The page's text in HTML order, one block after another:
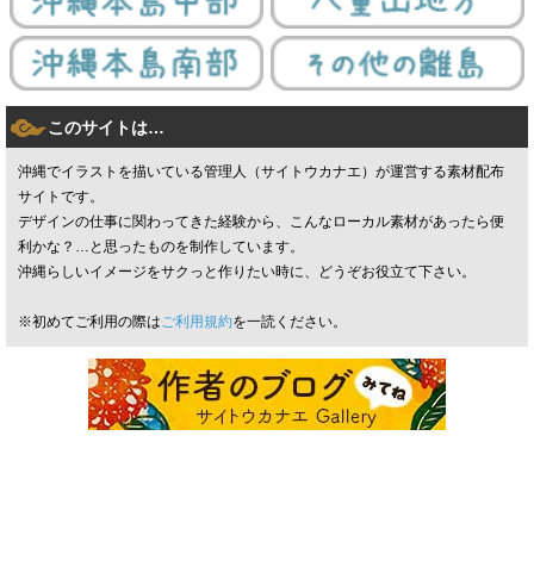
このサイトは…
沖縄でイラストを描いている管理人（サイトウカナエ）が運営する素材配布
サイトです。
デザインの仕事に関わってきた経験から、こんなローカル素材があったら便
利かな？…と思ったものを制作しています。
沖縄らしいイメージをサクっと作りたい時に、どうぞお役立て下さい。
※初めてご利用の際は ご利用規約を一読ください。